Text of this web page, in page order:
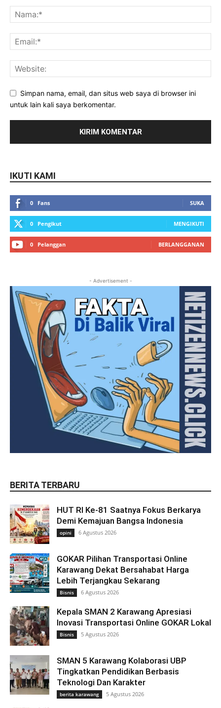
Simpan nama, email, dan situs web saya di browser ini
untuk lain kali saya berkomentar.
IKUTI KAMI
0 Fans SUKA
0 Pengikut MENGIKUTI
0 Pelanggan BERLANGGANAN
- Advertisement -
BERITA TERBARU
HUT RI Ke-81 Saatnya Fokus Berkarya
Demi Kemajuan Bangsa Indonesia
opini 6 Agustus 2026
GOKAR Pilihan Transportasi Online
Karawang Dekat Bersahabat Harga
Lebih Terjangkau Sekarang
Bisnis 6 Agustus 2026
Kepala SMAN 2 Karawang Apresiasi
Inovasi Transportasi Online GOKAR Lokal
Bisnis 5 Agustus 2026
SMAN 5 Karawang Kolaborasi UBP
Tingkatkan Pendidikan Berbasis
Teknologi Dan Karakter
berita karawang 5 Agustus 2026